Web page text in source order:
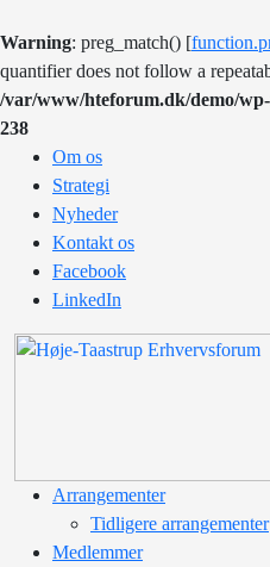
Warning: preg_match() [
quantifier does not follow a
/var/www/hteforum.dk/demo/
238
Om os
Strategi
Nyheder
Kontakt os
Facebook
LinkedIn
Arrangementer
Tidligere arrangementer
Medlemmer